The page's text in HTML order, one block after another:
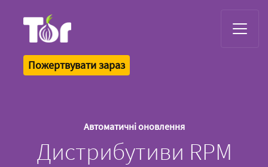
Пожертвувати зараз
Автоматичні оновлення
Дистрибутиви RPM